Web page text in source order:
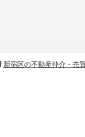
新宿区の不動産仲介・売